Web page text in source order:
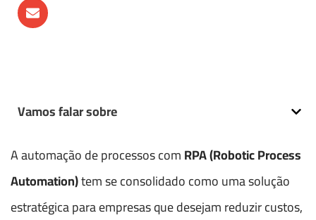
Vamos falar sobre
A automação de processos comRPA (Robotic Process
Automation)tem se consolidado como uma solução
estratégica para empresas que desejam reduzir custos,